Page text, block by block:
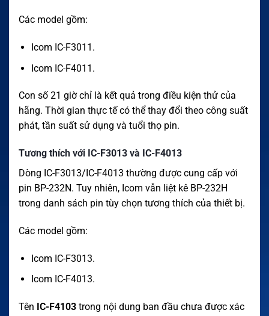
Các model gồm:
Icom IC-F3011.
Icom IC-F4011.
Con số 21 giờ chỉ là kết quả trong điều kiện thử của
hãng. Thời gian thực tế có thể thay đổi theo công suất
phát, tần suất sử dụng và tuổi thọ pin.
Tương thích với IC-F3013 và IC-F4013
Dòng IC-F3013/IC-F4013 thường được cung cấp với
pin BP-232N. Tuy nhiên, Icom vẫn liệt kê BP-232H
trong danh sách pin tùy chọn tương thích của thiết bị.
Các model gồm:
Icom IC-F3013.
Icom IC-F4013.
Tên IC-F4103 trong nội dung ban đầu chưa được xác